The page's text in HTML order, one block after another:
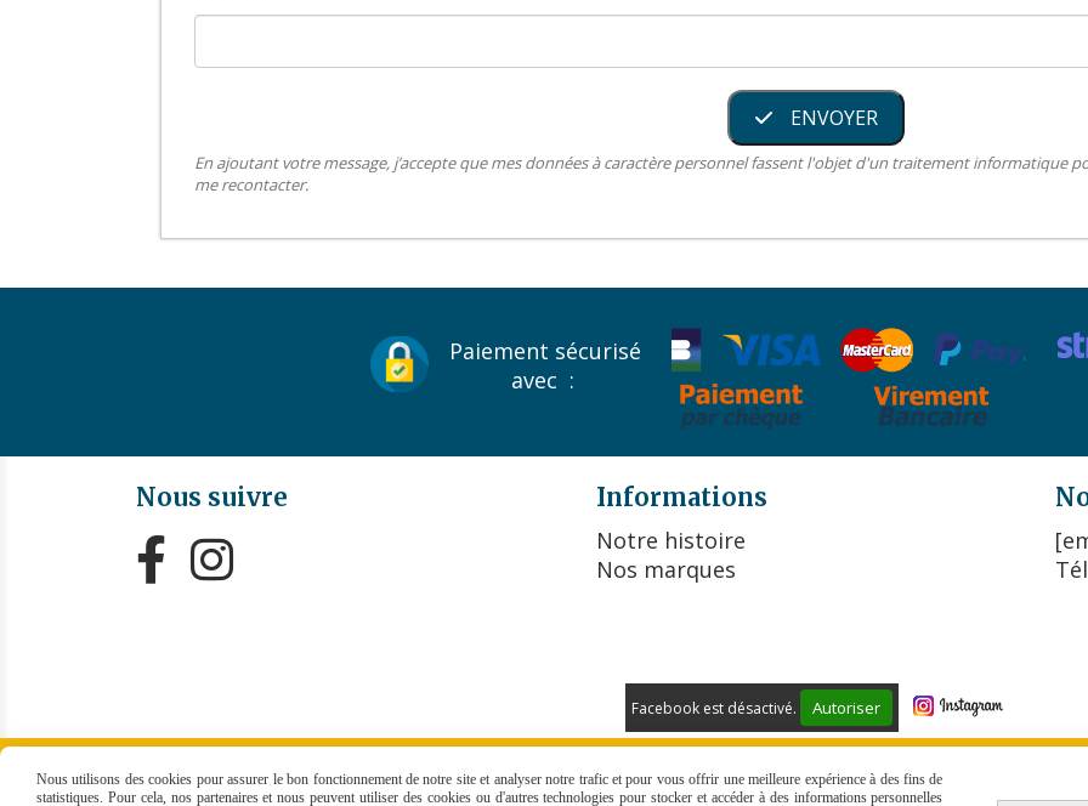
ENVOYER
En ajoutant votre message, j’accepte que mes données à caractère personnel fassent l'objet d'un traitement informatique
me recontacter.
Paiement sécurisé
avec :
Nous suivre
 
Informations
Notre histoire
Nos marques
Facebook est désactivé. Autoriser
Nous utilisons des cookies pour assurer le bon fonctionnement de notre site et analyser notre trafic et pour vous offrir une meilleure expérience à des fins de
statistiques. Pour cela, nos partenaires et nous peuvent utiliser des cookies ou d'autres technologies pour stocker et accéder à des informations personnelles